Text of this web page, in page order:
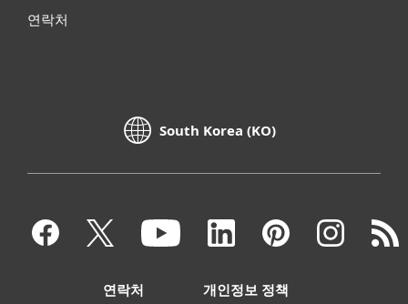
연락처
South Korea (KO)
연락처
개인정보 정책